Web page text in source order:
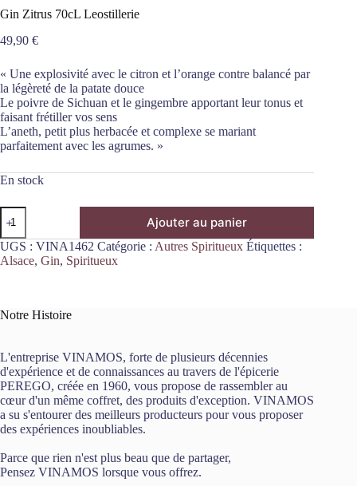
Gin Zitrus 70cL Leostillerie
49,90 €
« Une explosivité avec le citron et l’orange contre balancé par
la légèreté de la patate douce
Le poivre de Sichuan et le gingembre apportant leur tonus et
faisant frétiller vos sens
L’aneth, petit plus herbacée et complexe se mariant
parfaitement avec les agrumes. »
En stock
quantité
de
Gin
Zitrus
70cL
Ajouter au panier
UGS : VINA1462 Catégorie : Autres Spiritueux Étiquettes :
Alsace, Gin, Spiritueux
Notre Histoire
L'entreprise VINAMOS, forte de plusieurs décennies
d'expérience et de connaissances au travers de l'épicerie
PEREGO, créée en 1960, vous propose de rassembler au
cœur d'un même coffret, des produits d'exception. VINAMOS
a su s'entourer des meilleurs producteurs pour vous proposer
des expériences inoubliables.
Parce que rien n'est plus beau que de partager,
Pensez VINAMOS lorsque vous offrez.